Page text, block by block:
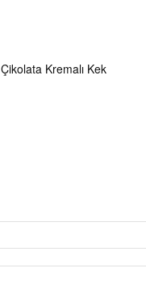
Çikolata Kremalı Kek